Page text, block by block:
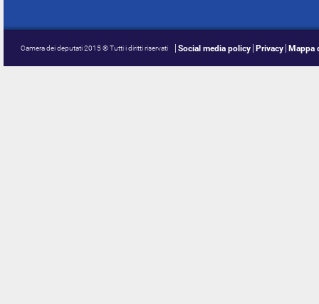
Camera dei deputati 2015 © Tutti i diritti riservati Social media policy Privacy Mappa